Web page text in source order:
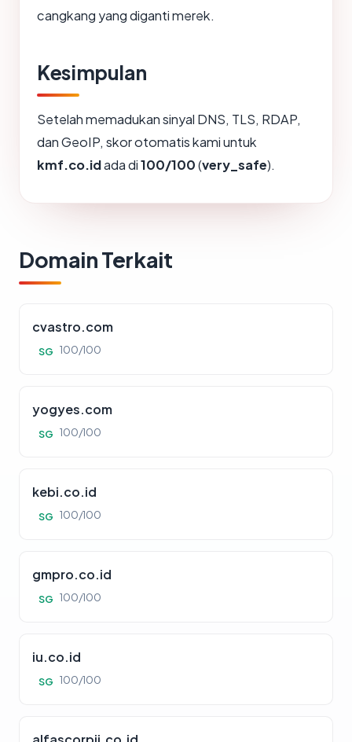
cangkang yang diganti merek.
Kesimpulan
Setelah memadukan sinyal DNS, TLS, RDAP,
dan GeoIP, skor otomatis kami untuk
kmf.co.idada di100/100(very_safe).
Domain Terkait
cvastro.com
SG 100/100
yogyes.com
SG 100/100
kebi.co.id
SG 100/100
gmpro.co.id
SG 100/100
iu.co.id
SG 100/100